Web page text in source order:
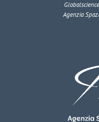
Globalscience
Agenzia